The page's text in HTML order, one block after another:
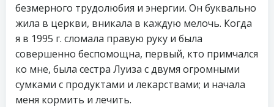
безмерного трудолюбия и энергии. Он буквально
жила в церкви, вникала в каждую мелочь. Когда
я в 1995 г. сломала правую руку и была
совершенно беспомощна, первый, кто примчался
ко мне, была сестра Луиза с двумя огромными
сумками с продуктами и лекарствами; и начала
меня кормить и лечить.